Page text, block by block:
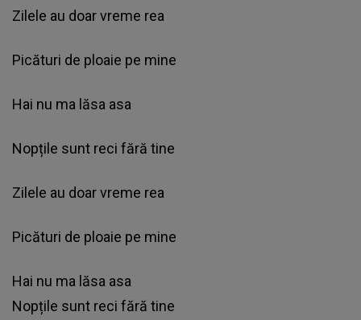
Zilele au doar vreme rea
Picături de ploaie pe mine
Hai nu ma lăsa asa
Nopțile sunt reci fără tine
Zilele au doar vreme rea
Picături de ploaie pe mine
Hai nu ma lăsa asa
Nopțile sunt reci fără tine